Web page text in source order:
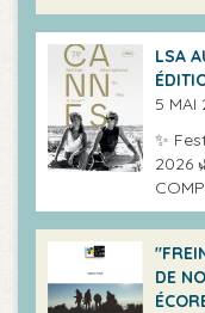
LSA
5 MAI
✨
2026
DE